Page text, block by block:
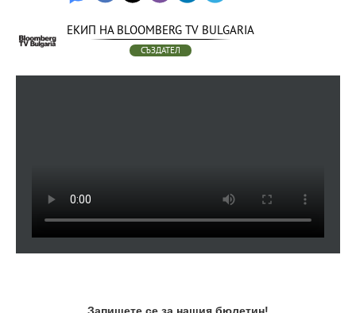
ЕКИП НА BLOOMBERG TV BULGARIA
СЪЗДАТЕЛ